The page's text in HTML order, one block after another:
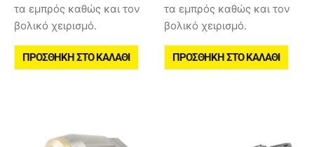
τα εμπρός καθώς και τον
βολικό χειρισμό.
ΠΡΟΣΘΉΚΗ ΣΤΟ ΚΑΛΆΘΙ
τα εμπρός καθώς και τον
βολικό χειρισμό.
ΠΡΟΣΘΉΚΗ ΣΤΟ ΚΑΛΆΘΙ